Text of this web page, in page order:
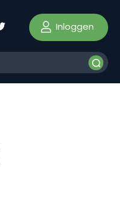
Inloggen